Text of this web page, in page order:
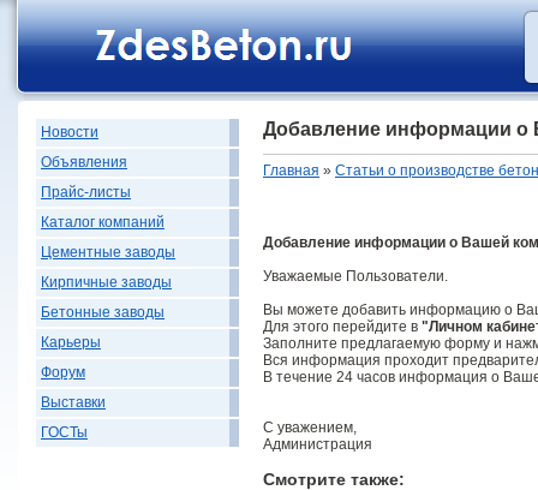
Новости
Объявления
Прайс-листы
Каталог компаний
Цементные заводы
Кирпичные заводы
Бетонные заводы
Карьеры
Форум
Выставки
ГОСТы
Добавление информации о
Главная » Статьи о производстве
Добавление информации о Вашей
Уважаемые Пользователи.
Вы можете добавить информацию о
Для этого перейдите в "Личном
Заполните предлагаемую форму и
Вся информация проходит
В течение 24 часов информация о
С уважением,
Администрация
Смотрите также: